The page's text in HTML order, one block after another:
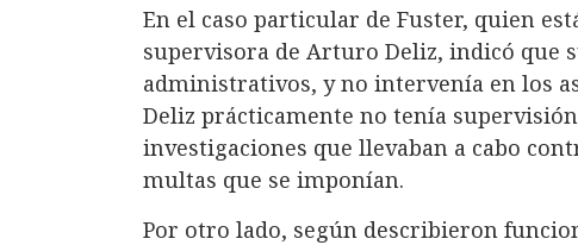
En el caso particular de Fuster, quien
supervisora de Arturo Deliz, indicó que
administrativos, y no intervenía en los
Deliz prácticamente no tenía
investigaciones que llevaban a cabo
multas que se imponían.
Por otro lado, según describieron